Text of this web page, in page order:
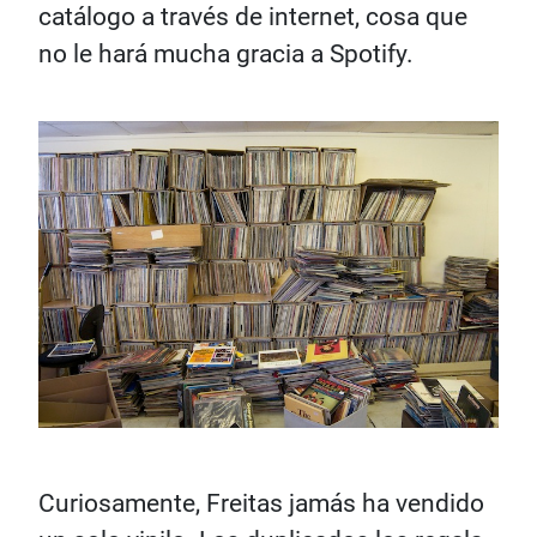
catálogo a través de internet, cosa que
no le hará mucha gracia a Spotify.
Curiosamente, Freitas jamás ha vendido